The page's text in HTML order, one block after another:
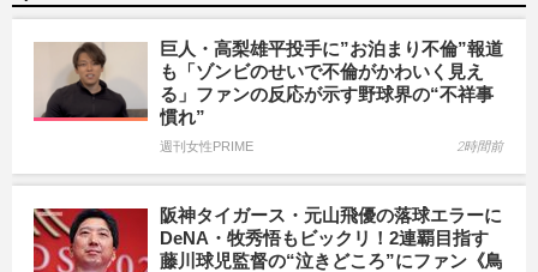
巨人・高梨雄平投手に”お泊まり不倫”報道
も「ゾンビのせいで不倫がかわいく見え
る」ファンの反応が示す野球界の“不祥事
慣れ”
週刊女性PRIME 2時間前
阪神タイガース・元山飛優の落球エラーに
DeNA・牧秀悟もビックリ！2連覇目指す
藤川球児監督の“泣きどころ”にファン《鳥